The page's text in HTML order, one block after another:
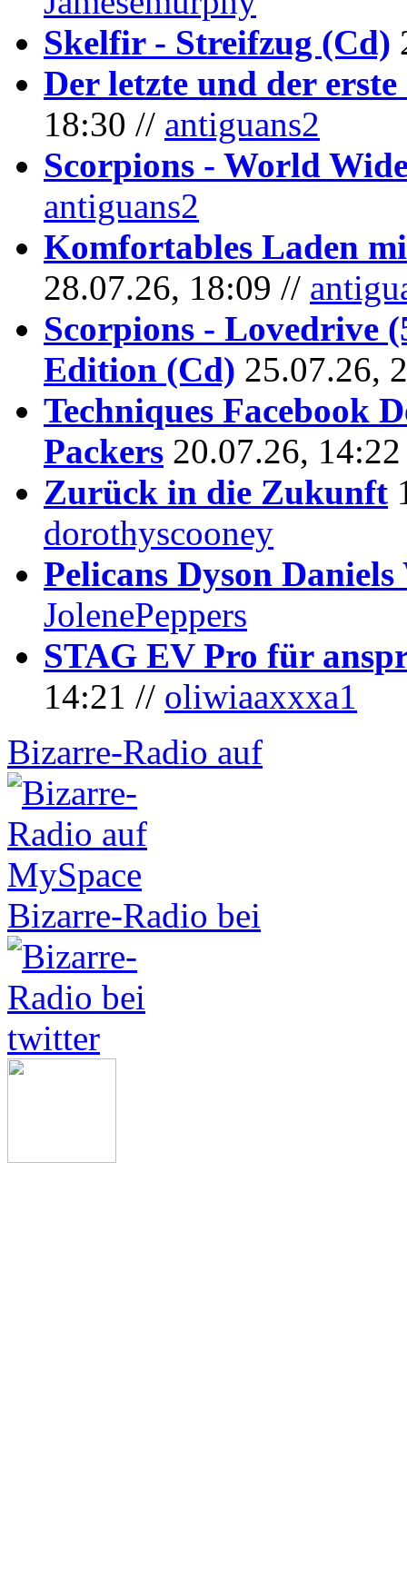
Skelfir - Streifzug (Cd)
Der letzte und der erste
18:30 // antiguans2
Scorpions - World
antiguans2
Komfortables Laden
28.07.26, 18:09 //
Scorpions - Lovedrive
Edition (Cd) 25.07.26,
Techniques Facebook
Packers 20.07.26,
Zurück in die Zukunft
dorothyscooney
Pelicans Dyson
JolenePeppers
STAG EV Pro für
14:21 // oliwiaaxxxa1
Bizarre-Radio auf
Bizarre-Radio bei